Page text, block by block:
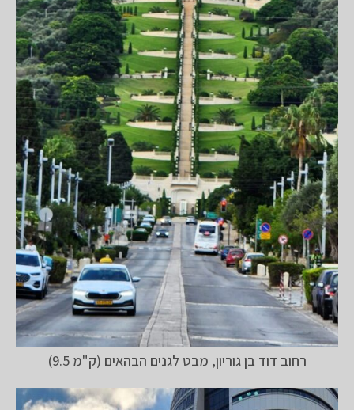
רחוב דוד בן גוריון, מבט לגנים הבהאים (ק"מ 9.5)